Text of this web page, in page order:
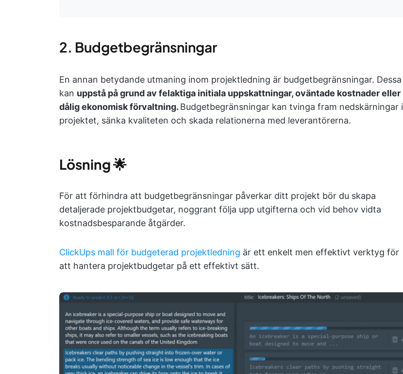
2. Budgetbegränsningar
En annan betydande utmaning inom projektledning är budgetbegränsningar. Dessa
kan uppstå på grund av felaktiga initiala uppskattningar, oväntade kostnader eller
dålig ekonomisk förvaltning. Budgetbegränsningar kan tvinga fram nedskärningar i
projektet, sänka kvaliteten och skada relationerna med leverantörerna.
Lösning🌟
För att förhindra att budgetbegränsningar påverkar ditt projekt bör du skapa
detaljerade projektbudgetar, noggrant följa upp utgifterna och vid behov vidta
kostnadsbesparande åtgärder.
ClickUps mall för budgeterad projektledning är ett enkelt men effektivt verktyg för
att hantera projektbudgetar på ett effektivt sätt.